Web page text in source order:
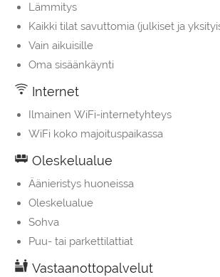
Lämmitys
Kaikki tilat savuttomia (julkiset ja
Vain aikuisille
Oma sisäänkäynti
Internet
Ilmainen WiFi-internetyhteys
WiFi koko majoituspaikassa
Oleskelualue
Äänieristys huoneissa
Oleskelualue
Sohva
Puu- tai parkettilattiat
Vastaanottopalvelut